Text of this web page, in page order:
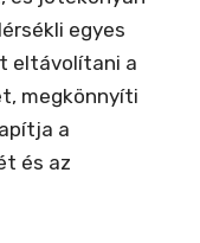
egyes
eltávolítani a
megkönnyíti
a
és az